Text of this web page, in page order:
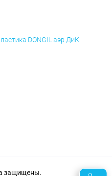
DONGIL аэр ДиК
защищены.